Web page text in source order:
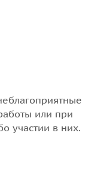
или при
участии в них.